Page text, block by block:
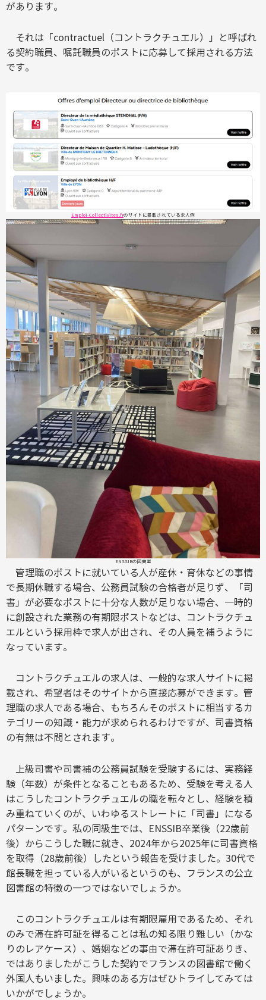
があります。
それは「contractuel（コントラクチュエル）」と呼ばれ
る契約職員、嘱託職員のポストに応募して採用される方法
です。
Emploi-Collectivites.frのサイトに掲載されている求人例
ENSSIBの図書室
管理職のポストに就いている人が産休・育休などの事情
で長期休職する場合、公務員試験の合格者が足りず、「司
書」が必要なポストに十分な人数が足りない場合、一時的
に創設された業務の有期限ポストなどは、コントラクチュ
エルという採用枠で求人が出され、その人員を補うように
なっています。
コントラクチュエルの求人は、一般的な求人サイトに掲
載され、希望者はそのサイトから直接応募ができます。管
理職の求人である場合、もちろんそのポストに相当するカ
テゴリーの知識・能力が求められるわけですが、司書資格
の有無は不問とされます。
上級司書や司書補の公務員試験を受験するには、実務経
験（年数）が条件となることもあるため、受験を考える人
はこうしたコントラクチュエルの職を転々とし、経験を積
み重ねていくのが、いわゆるストレートに「司書」になる
パターンです。私の同級生では、ENSSIB卒業後（22歳前
後）からこうした職に就き、2024年から2025年に司書資格
を取得（28歳前後）したという報告を受けました。30代で
館長職を担っている人がいるというのも、フランスの公立
図書館の特徴の一つではないでしょうか。
このコントラクチュエルは有期限雇用であるため、それ
のみで滞在許可証を得ることは私の知る限り難しい（かな
りのレアケース）、婚姻などの事由で滞在許可証ありき、
ではありましたがこうした契約でフランスの図書館で働く
外国人もいました。興味のある方はぜひトライしてみては
いかがでしょうか。